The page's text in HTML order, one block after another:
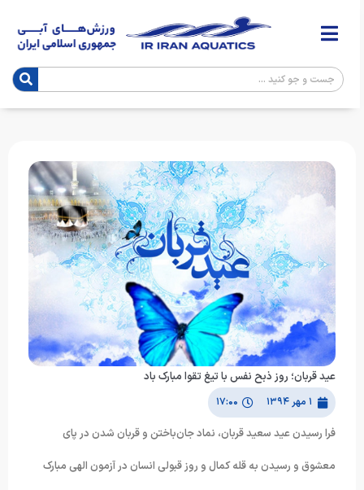
عید قربان؛ روز ذبح نفس با تیغ تقوا مبارک باد
۱۷:۰۰
فرا رسیدن عید سعید قربان، نماد جان‌باختن و قربان شدن در پای
معشوق و رسیدن به قله کمال و روز قبولی انسان در آزمون الهی مبارک